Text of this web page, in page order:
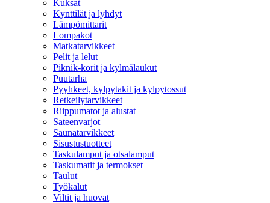
Kuksat
Kynttilät ja lyhdyt
Lämpömittarit
Lompakot
Matkatarvikkeet
Pelit ja lelut
Piknik-korit ja kylmälaukut
Puutarha
Pyyhkeet, kylpytakit ja kylpytossut
Retkeilytarvikkeet
Riippumatot ja alustat
Sateenvarjot
Saunatarvikkeet
Sisustustuotteet
Taskulamput ja otsalamput
Taskumatit ja termokset
Taulut
Työkalut
Viltit ja huovat